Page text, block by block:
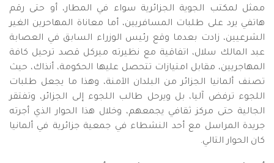
ممثل لمكتب الجوية الجزائرية سواء في المطار، أو حتى رقم
هاتفي يرد على طلبات المسافريين، أما معاناة المهاحرين الغير
الشرعيين، زادت بعدما وقع رئيس الوزراء السابق في العصابة
عبد المالك سلال، اتفاقية مع نظيرته ميركل قصد ترحيل كافة
المهاجريين، مقابل امتيازات تتحصل عليها الحكومة، أنذاك، حيث
تصنف ألمانيا الجزائر من البلدان الآمنة، وهذا ما يجعل طلبات
اللجوء ترفض آليا، بل ويرحل طالب اللجوء إلى الجزائر، وتفتقر
الجالية حتى مركز ثقافي يجمعهم، وخلال هذا الحوار الذي أجرته
جريدة المراسل مع أحد النشطاء في جمعية جزائرية في ألمانيا
كان الحوار التالي.